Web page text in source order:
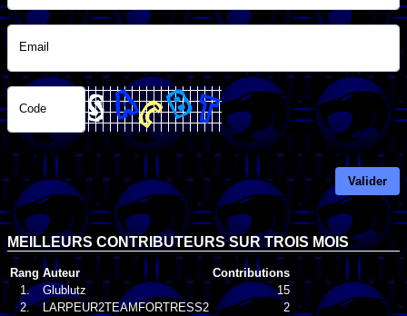
Email
Code
Valider
MEILLEURS CONTRIBUTEURS SUR TROIS MOIS
Rang Auteur
Contributions
1.
Glublutz
15
2.
LARPEUR2TEAMFORTRESS2
2